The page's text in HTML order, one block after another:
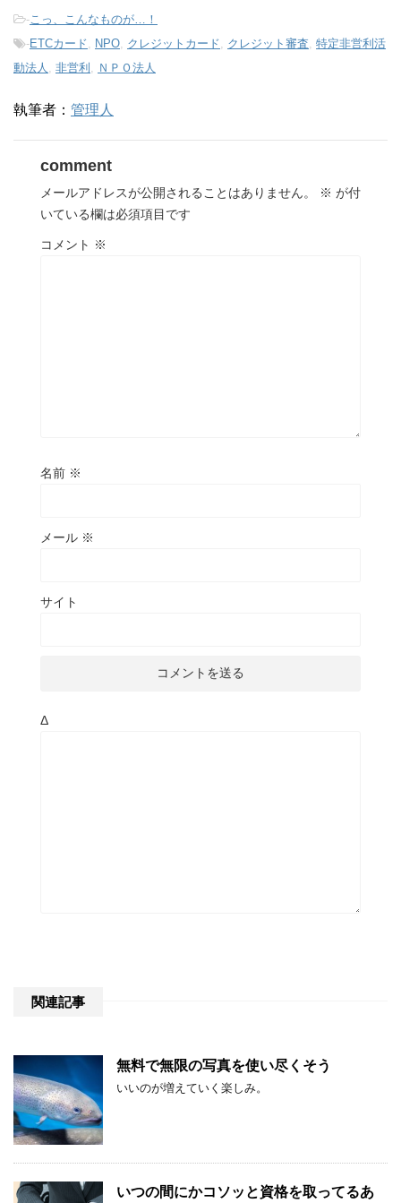
- こっ、こんなものが…！
-ETCカード NPO クレジットカード クレジット審査 特定非営利活
動法人
非営利 ＮＰＯ法人
執筆者： 管理人
comment
メールアドレスが公開されることはありません。 ※ が付
いている欄は必須項目です
コメント ※
名前 ※
メール ※
サイト
Δ
関連記事
無料で無限の写真を使い尽くそう
いいのが増えていく楽しみ。
いつの間にかコソッと資格を取ってるあ